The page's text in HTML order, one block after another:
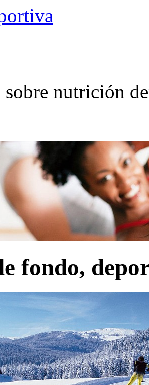
sobre nutrición
fondo,